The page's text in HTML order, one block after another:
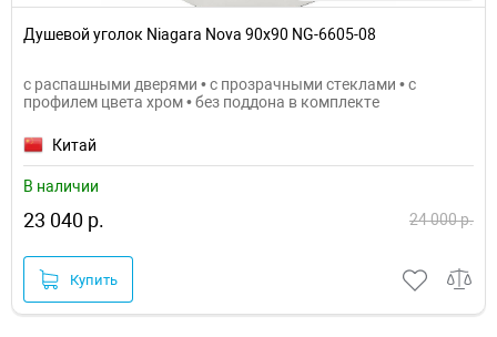
Душевой уголок Niagara Nova 90х90 NG-6605-08
с распашными дверями • с прозрачными стеклами • с
профилем цвета хром • без поддона в комплекте
Китай
В наличии
23 040 р. 24 000 р.
Купить